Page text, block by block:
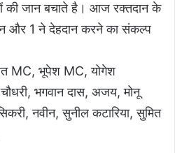
की जान बचाते है। आज रक्तदान के
और 1 ने देहदान करने का संकल्प
MC, भूपेश MC, योगेश
भगवान दास, अजय, मोनू
नवीन, सुनील कटारिया, सुमित